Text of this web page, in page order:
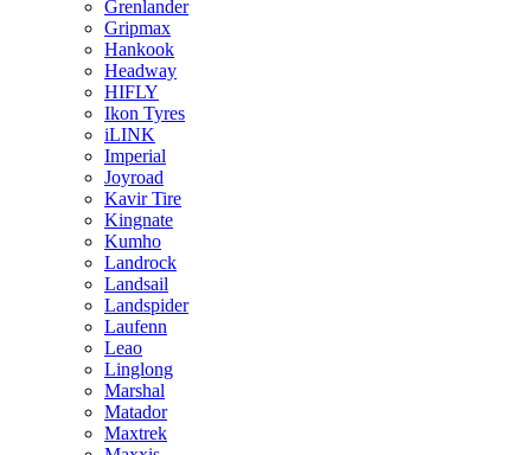
Grenlander
Gripmax
Hankook
Headway
HIFLY
Ikon Tyres
iLINK
Imperial
Joyroad
Kavir Tire
Kingnate
Kumho
Landrock
Landsail
Landspider
Laufenn
Leao
Linglong
Marshal
Matador
Maxtrek